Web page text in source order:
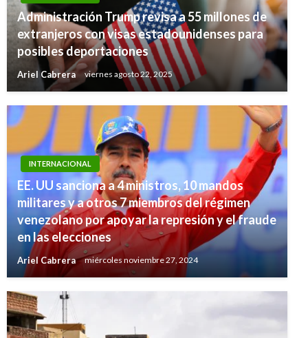
Administración Trump revisa a 55 millones de
extranjeros con visas estadounidenses para
posibles deportaciones
Ariel Cabrera viernes agosto 22, 2025
INTERNACIONAL
EE. UU sanciona a 4 ministros, 10 mandos
militares y a otros 7 miembros del régimen
venezolano por apoyar la represión y el fraude
en las elecciones
Ariel Cabrera miércoles noviembre 27, 2024